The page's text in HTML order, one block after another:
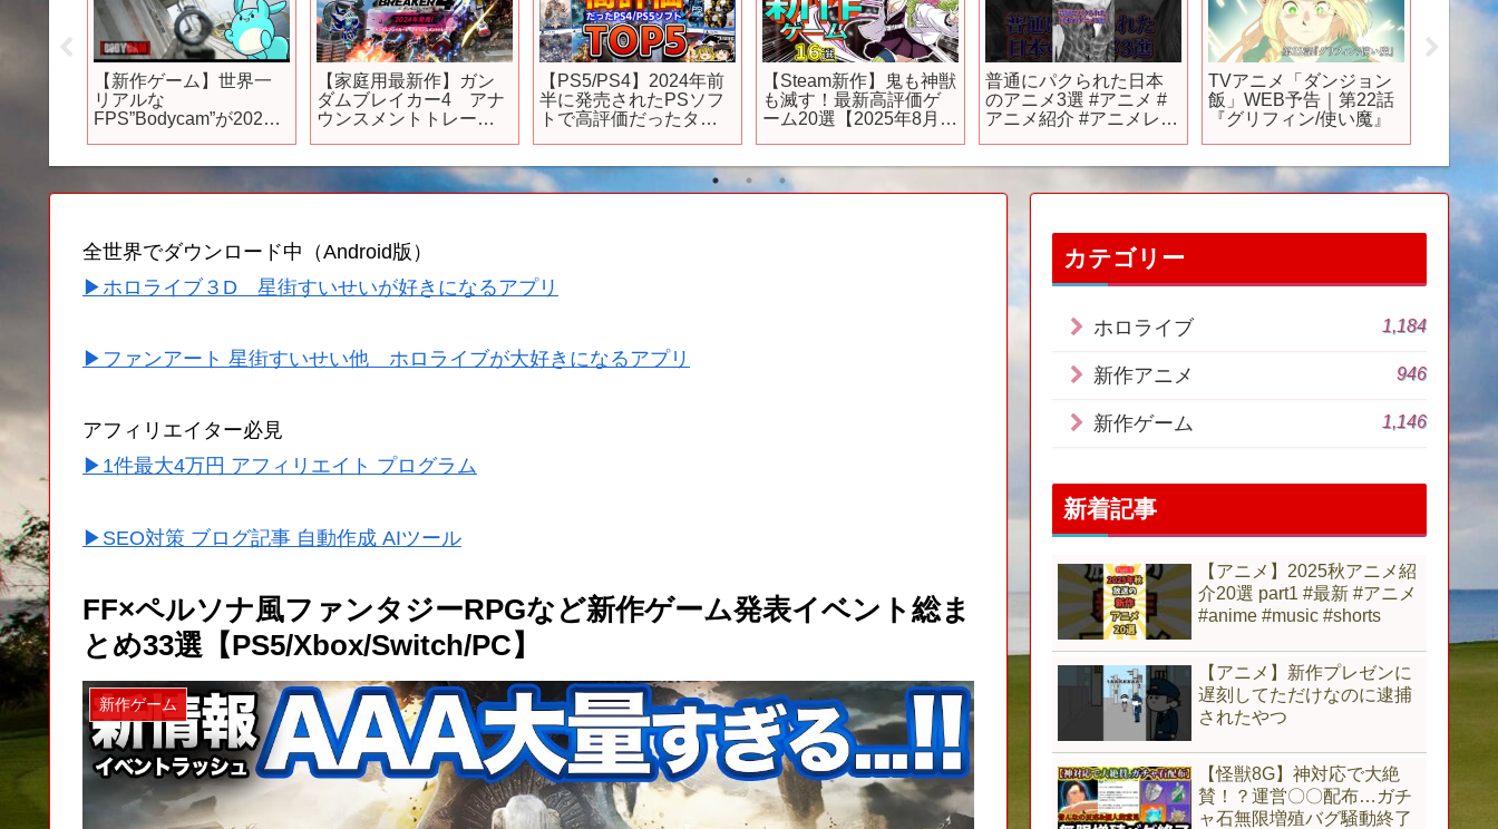
メ「ダンジョン
予告｜第22話
ィン/使い魔』
『FAIRY TAIL 100年ク
エスト』特報映像/2024
年7月テレ東系列６局ネ
新情報続々！2024年に
発売する期待の新作ア
クションゲーム30選！
新日曜ドラマ【ACMA：
GAME】ロングトレーラ
ー解禁！緊迫の60秒を
【第2幕】「コードギア
ス 奪還のロゼ」予告
2 #コードギアス
⚠️最新情報【2026年】
放送開始アニメ13選‼️見
逃すな🫵‼️
スーパー マリオパーテ
ィ ジャンボリー
[Nintendo
全世界でダウンロード中（Android版）
▶ホロライブ３D 星街すいせいが好きになるアプリ
▶ファンアート 星街すいせい他 ホロライブが大好きになるアプリ
アフィリエイター必見
▶1件最大4万円 アフィリエイト プログラム
▶SEO対策 ブログ記事 自動作成 AIツール
FF×ペルソナ風ファンタジーRPGなど新作ゲーム発表イベント総ま
とめ33選【PS5/Xbox/Switch/PC】
新作ゲーム
カテゴリー
ホロライブ 1,184
新作アニメ 946
新作ゲーム 1,146
新着記事
【アニメ】2025秋アニメ紹
介20選 part1 #最新 #アニメ
#anime #music #shorts
【アニメ】新作プレゼンに
遅刻してただけなのに逮捕
されたやつ
【怪獣8G】神対応で大絶
賛！？運営〇〇配布…ガチ
ャ石無限増殖バグ騒動終了